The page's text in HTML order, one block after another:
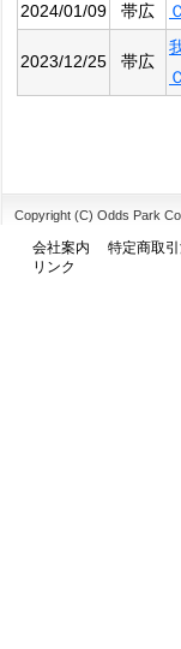
2024/01/09 帯広
2023/12/25 帯広
Copyright (C) Odds Park
会社案内 特定商取
リンク